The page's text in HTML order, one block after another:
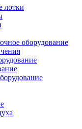
лотки
оборудование